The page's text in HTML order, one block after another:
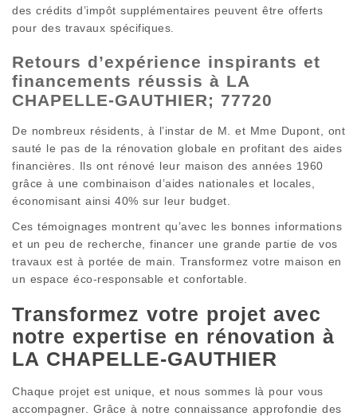
des crédits d’impôt supplémentaires peuvent être offerts
pour des travaux spécifiques.
Retours d’expérience inspirants et
financements réussis à LA
CHAPELLE-GAUTHIER; 77720
De nombreux résidents, à l’instar de M. et Mme Dupont, ont
sauté le pas de la rénovation globale en profitant des aides
financières. Ils ont rénové leur maison des années 1960
grâce à une combinaison d’aides nationales et locales,
économisant ainsi 40% sur leur budget.
Ces témoignages montrent qu’avec les bonnes informations
et un peu de recherche, financer une grande partie de vos
travaux est à portée de main. Transformez votre maison en
un espace éco-responsable et confortable.
Transformez votre projet avec
notre expertise en rénovation à
LA CHAPELLE-GAUTHIER
Chaque projet est unique, et nous sommes là pour vous
accompagner. Grâce à notre connaissance approfondie des